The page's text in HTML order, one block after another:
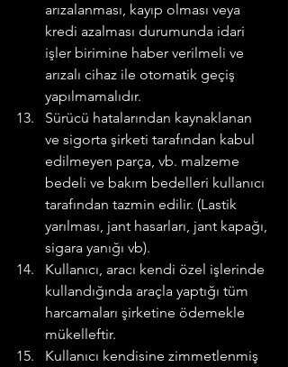
arızalanması, kayıp olması veya
kredi azalması durumunda idari
işler birimine haber verilmeli ve
arızalı cihaz ile otomatik geçiş
yapılmamalıdır.
Sürücü hatalarından kaynaklanan
ve sigorta şirketi tarafından kabul
edilmeyen parça, vb. malzeme
bedeli ve bakım bedelleri kullanıcı
tarafından tazmin edilir. (Lastik
yarılması, jant hasarları, jant kapağı,
sigara yanığı vb).
Kullanıcı, aracı kendi özel işlerinde
kullandığında araçla yaptığı tüm
harcamaları şirketine ödemekle
mükelleftir.
Kullanıcı kendisine zimmetlenmiş